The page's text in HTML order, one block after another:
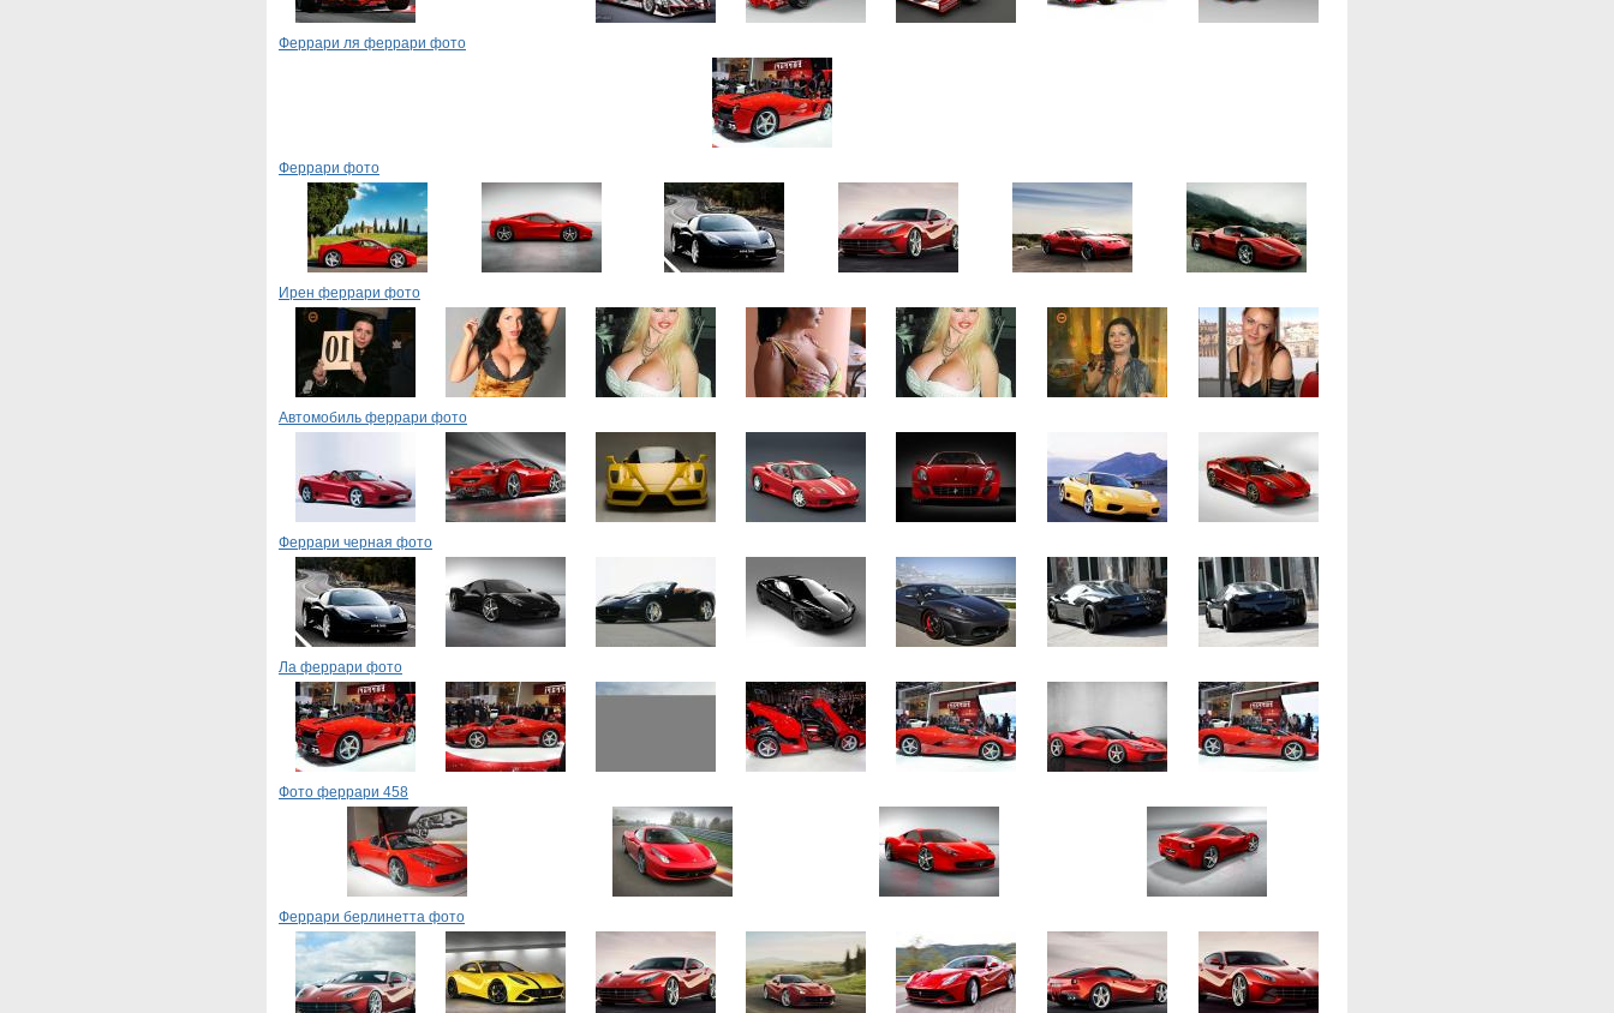
Феррари ля феррари фото
Феррари фото
Ирен феррари фото
Автомобиль феррари фото
Феррари черная фото
Ла феррари фото
Фото феррари 458
Феррари берлинетта фото